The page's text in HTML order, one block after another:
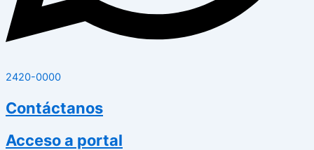
2420-0000
Contáctanos
Acceso a portal